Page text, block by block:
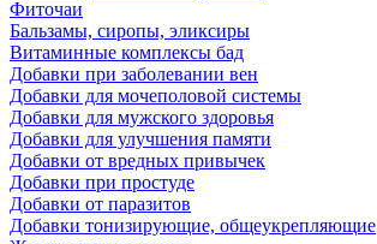
Фиточаи
Бальзамы, сиропы, эликсиры
Витаминные комплексы бад
Добавки при заболевании вен
Добавки для мочеполовой системы
Добавки для мужского здоровья
Добавки для улучшения памяти
Добавки от вредных привычек
Добавки при простуде
Добавки от паразитов
Добавки тонизирующие, общеукрепляющие